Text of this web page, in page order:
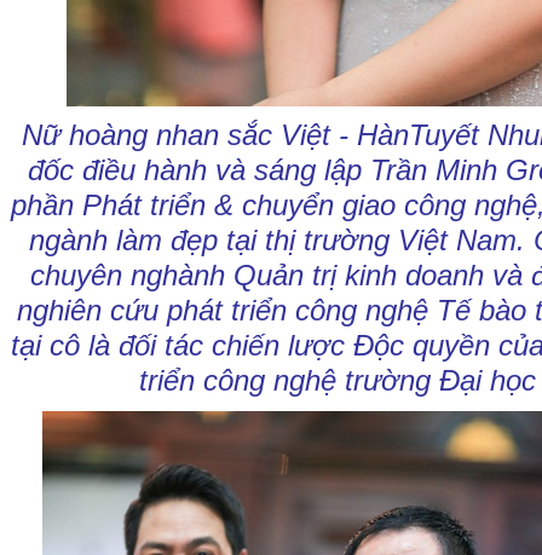
Nữ hoàng nhan sắc Việt - HànTuyết
đốc điều hành và sáng lập Trần Minh
phần Phát triển & chuyển giao công
ngành làm đẹp tại thị trường Việt Nam.
chuyên nghành Quản trị kinh doanh và
nghiên cứu phát triển công nghệ Tế bào
tại cô là đối tác chiến lược Độc quyền
triển công nghệ trường Đại